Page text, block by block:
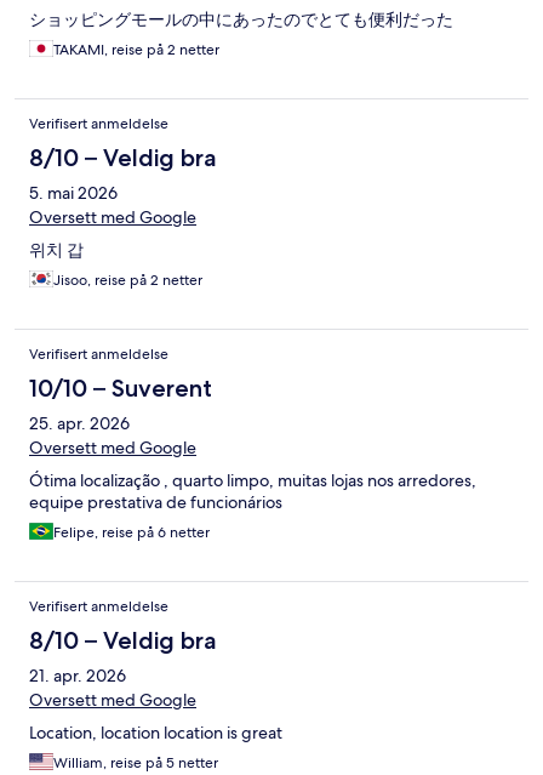
ショッピングモールの中にあったのでとても便利だった
TAKAMI, reise på 2 netter
Verifisert anmeldelse
8/10 – Veldig bra
5. mai 2026
Oversett med Google
위치 갑
Jisoo, reise på 2 netter
Verifisert anmeldelse
10/10 – Suverent
25. apr. 2026
Oversett med Google
Ótima localização , quarto limpo, muitas lojas nos arredores,
equipe prestativa de funcionários
Felipe, reise på 6 netter
Verifisert anmeldelse
8/10 – Veldig bra
21. apr. 2026
Oversett med Google
Location, location location is great
William, reise på 5 netter